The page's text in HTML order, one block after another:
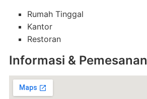
Rumah Tinggal
Kantor
Restoran
Informasi & Pemesanan